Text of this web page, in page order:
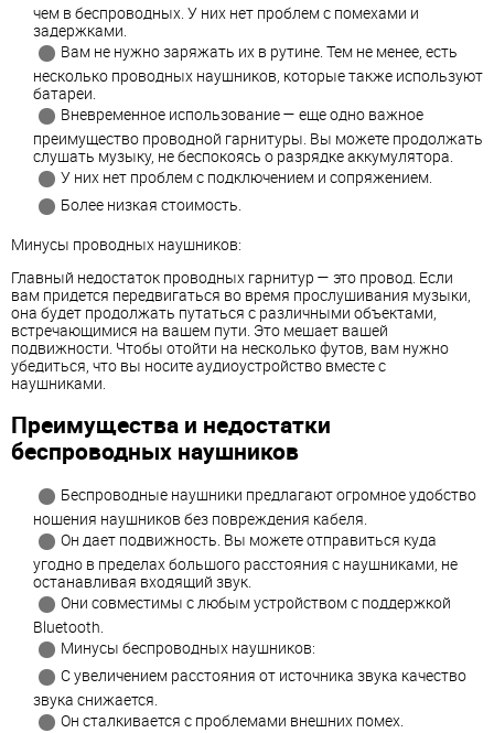
чем в беспроводных. У них нет проблем с помехами и
задержками.
Вам не нужно заряжать их в рутине. Тем не менее, есть
несколько проводных наушников, которые также используют
батареи.
Вневременное использование — еще одно важное
преимущество проводной гарнитуры. Вы можете продолжать
слушать музыку, не беспокоясь о разрядке аккумулятора.
У них нет проблем с подключением и сопряжением.
Более низкая стоимость.
Минусы проводных наушников:
Главный недостаток проводных гарнитур — это провод. Если
вам придется передвигаться во время прослушивания музыки,
она будет продолжать путаться с различными объектами,
встречающимися на вашем пути. Это мешает вашей
подвижности. Чтобы отойти на несколько футов, вам нужно
убедиться, что вы носите аудиоустройство вместе с
наушниками.
Преимущества и недостатки
беспроводных наушников
Беспроводные наушники предлагают огромное удобство
ношения наушников без повреждения кабеля.
Он дает подвижность. Вы можете отправиться куда
угодно в пределах большого расстояния с наушниками, не
останавливая входящий звук.
Они совместимы с любым устройством с поддержкой
Bluetooth.
Минусы беспроводных наушников:
С увеличением расстояния от источника звука качество
звука снижается.
Он сталкивается с проблемами внешних помех.